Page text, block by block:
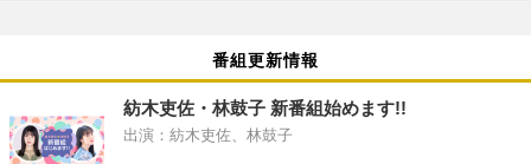
番組更新情報
紡木吏佐・林鼓子 新番組始めます!!
出演：紡木吏佐、林鼓子